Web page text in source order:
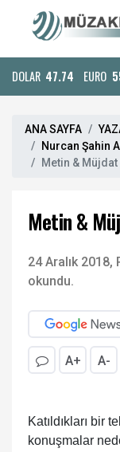
DOLAR 47.74 EURO
ANA SAYFA
Nurcan Şahin
Metin &
Metin &
24 Aralık
okundu.
A+ A-
Katıldıkları bir
konuşmalar